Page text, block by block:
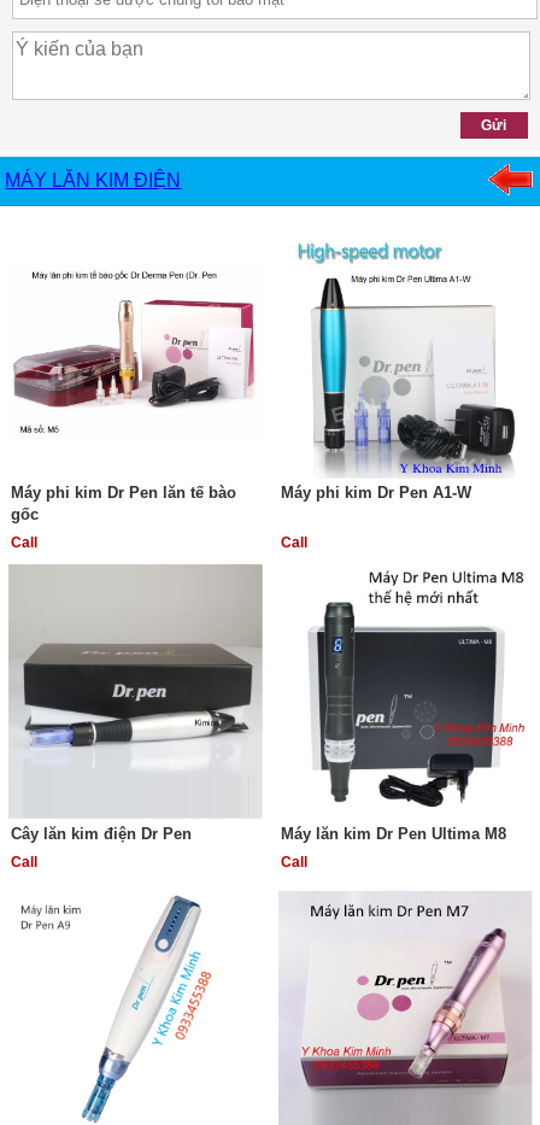
MÁY LĂN KIM ĐIỆN
Máy phi kim Dr Pen lăn tế bào
gốc
Call
Máy phi kim Dr Pen A1-W
Call
Cây lăn kim điện Dr Pen
Call
Máy lăn kim Dr Pen Ultima M8
Call